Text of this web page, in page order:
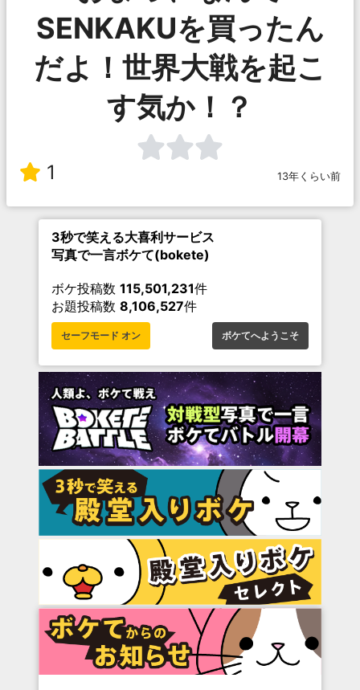
SENKAKUを買ったん
だよ！世界大戦を起こ
す気か！？
1 13年くらい前
3秒で笑える大喜利サービス
写真で一言ボケて(bokete)
ボケ投稿数 115,501,231件
お題投稿数 8,106,527件
セーフモード オン ボケてへようこそ